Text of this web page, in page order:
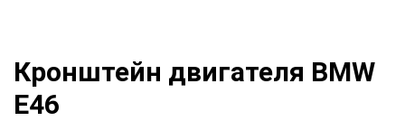
Кронштейн двигателя BMW
E46